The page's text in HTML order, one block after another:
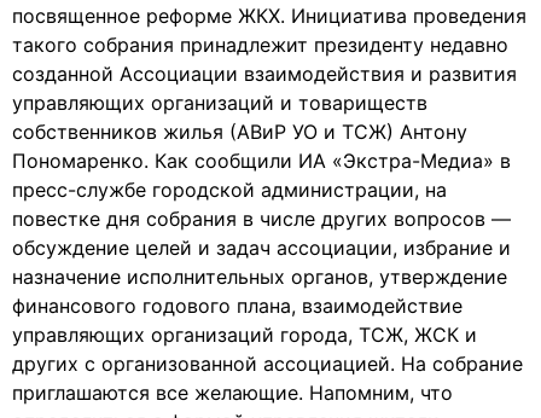
посвященное реформе ЖКХ. Инициатива проведения
такого собрания принадлежит президенту недавно
созданной Ассоциации взаимодействия и развития
управляющих организаций и товариществ
собственников жилья (АВиР УО и ТСЖ) Антону
Пономаренко. Как сообщили ИА «Экстра-Медиа» в
пресс-службе городской администрации, на
повестке дня собрания в числе других вопросов —
обсуждение целей и задач ассоциации, избрание и
назначение исполнительных органов, утверждение
финансового годового плана, взаимодействие
управляющих организаций города, ТСЖ, ЖСК и
других с организованной ассоциацией. На собрание
приглашаются все желающие. Напомним, что